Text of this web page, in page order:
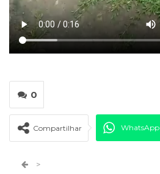
0
Compartilhar WhatsApp
>